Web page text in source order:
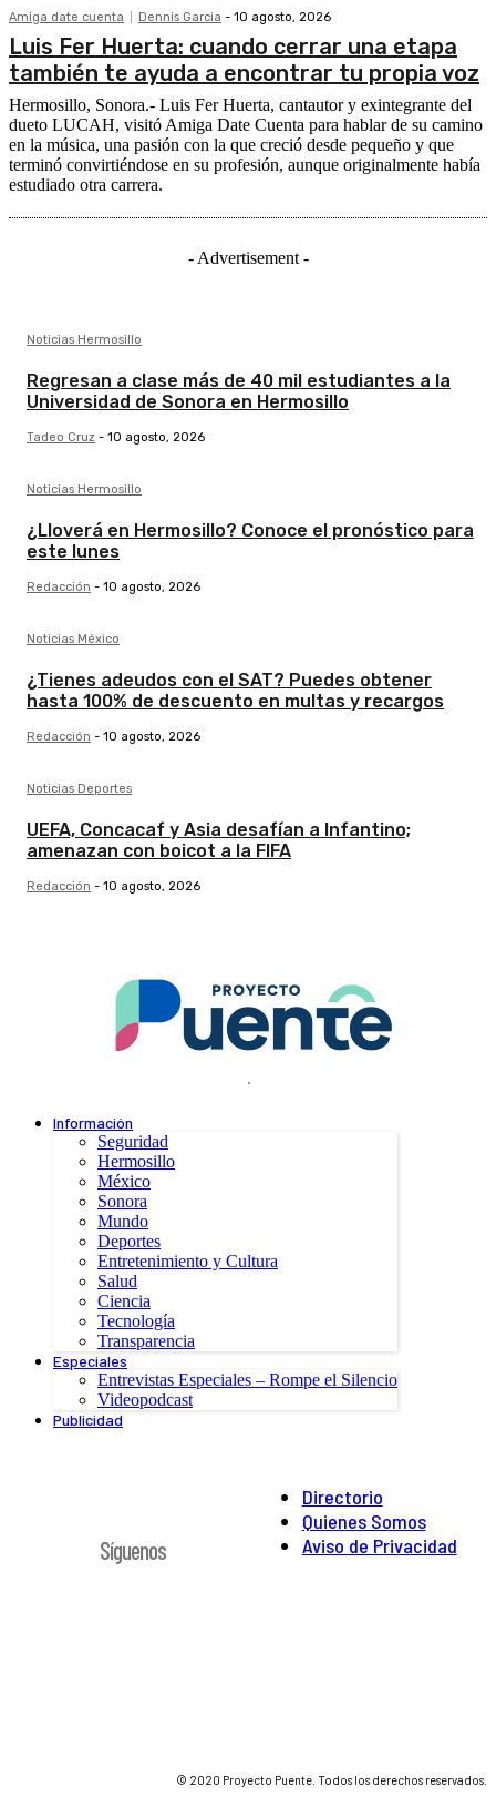
Amiga date cuenta Dennis Garcia - 10 agosto, 2026
Luis Fer Huerta: cuando cerrar una etapa
también te ayuda a encontrar tu propia voz
Hermosillo, Sonora.- Luis Fer Huerta, cantautor y exintegrante del
dueto LUCAH, visitó Amiga Date Cuenta para hablar de su camino
en la música, una pasión con la que creció desde pequeño y que
terminó convirtiéndose en su profesión, aunque originalmente había
estudiado otra carrera.
- Advertisement -
Noticias Hermosillo
Regresan a clase más de 40 mil estudiantes a la
Universidad de Sonora en Hermosillo
Tadeo Cruz - 10 agosto, 2026
Noticias Hermosillo
¿Lloverá en Hermosillo? Conoce el pronóstico para
este lunes
Redacción - 10 agosto, 2026
Noticias México
¿Tienes adeudos con el SAT? Puedes obtener
hasta 100% de descuento en multas y recargos
Redacción - 10 agosto, 2026
Noticias Deportes
UEFA, Concacaf y Asia desafían a Infantino;
amenazan con boicot a la FIFA
Redacción - 10 agosto, 2026
.
Información
Seguridad
Hermosillo
México
Sonora
Mundo
Deportes
Entretenimiento y Cultura
Salud
Ciencia
Tecnología
Transparencia
Especiales
Entrevistas Especiales – Rompe el Silencio
Videopodcast
Publicidad
Directorio
Quienes Somos
Aviso de Privacidad
Síguenos
© 2020 Proyecto Puente. Todos los derechos reservados.